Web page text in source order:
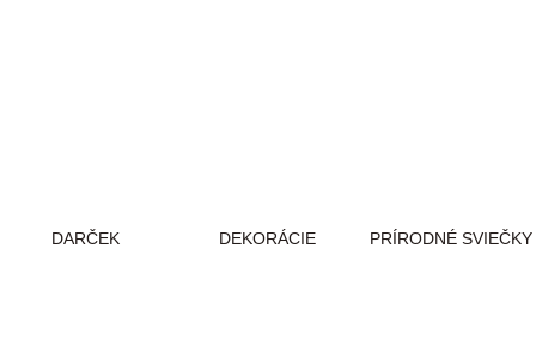
DARČEK DEKORÁCIE PRÍRODNÉ SVIEČKY